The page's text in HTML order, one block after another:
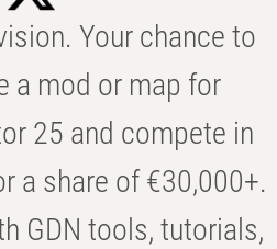
Your chance to
a mod or map for
25 and compete in
a share of €30,000+.
GDN tools, tutorials,